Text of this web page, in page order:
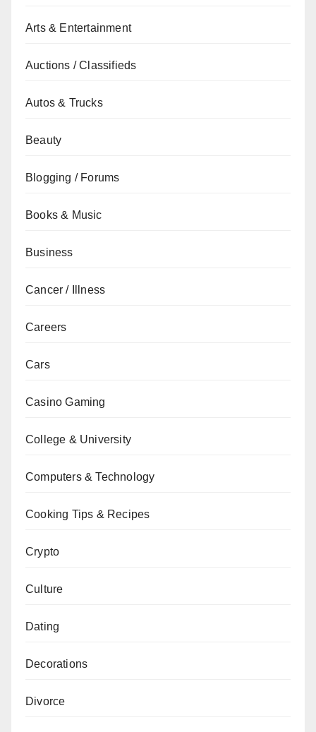
Arts & Entertainment
Auctions / Classifieds
Autos & Trucks
Beauty
Blogging / Forums
Books & Music
Business
Cancer / Illness
Careers
Cars
Casino Gaming
College & University
Computers & Technology
Cooking Tips & Recipes
Crypto
Culture
Dating
Decorations
Divorce